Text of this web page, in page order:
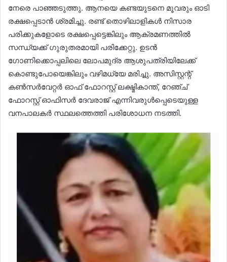
നേരെ പാഞ്ഞടുത്തു. ആനയെ കണ്ടയുടനെ മൂവരും ഓടി
രക്ഷപ്പെടാൻ ശ്രമിച്ചു. രണ്ട് തൊഴിലാളികൾ നിസാര
പരിക്കുകളോടെ രക്ഷപ്പെട്ടെങ്കിലും ആക്രമണത്തിൽ
സന്ധ്യക്ക് ഗുരുതരമായി പരിക്കേറ്റു. ഉടൻ
ഗോണിക്കൊപ്പലിലെ ലോപമുദ്ര ആശുപത്രിയിലേക്ക്
കൊണ്ടുപോയെങ്കിലും വഴിമധ്യേ മരിച്ചു. അസിസ്റ്റന്റ്
കൺസർവേറ്റർ ഓഫ് ഫോറസ്റ്റ് ലക്ഷ്മികാന്ത്, റേഞ്ച്
ഫോറസ്റ്റ് ഓഫിസർ ദേവരാജ് എന്നിവരുൾപ്പെടെയുള്ള
വനപാലകർ സ്ഥലത്തെത്തി പരിശോധന നടത്തി.